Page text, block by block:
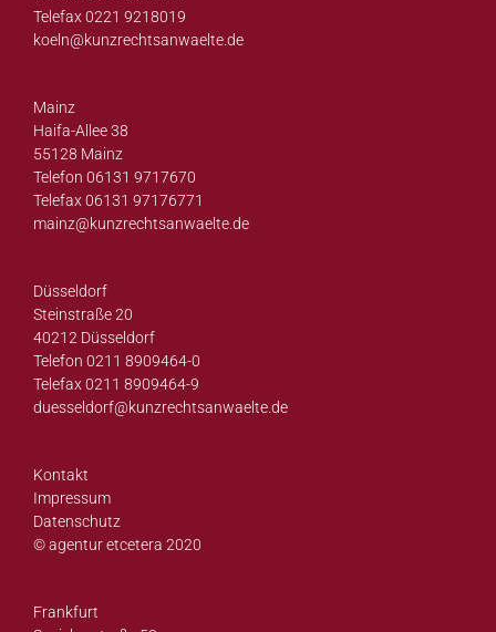
Telefax 0221 9218019
koeln@kunzrechtsanwaelte.de
Mainz
Haifa-Allee 38
55128 Mainz
Telefon 06131 9717670
Telefax 06131 97176771
mainz@kunzrechtsanwaelte.de
Düsseldorf
Steinstraße 20
40212 Düsseldorf
Telefon 0211 8909464-0
Telefax 0211 8909464-9
duesseldorf@kunzrechtsanwaelte.de
Kontakt
Impressum
Datenschutz
© agentur etcetera 2020
Frankfurt